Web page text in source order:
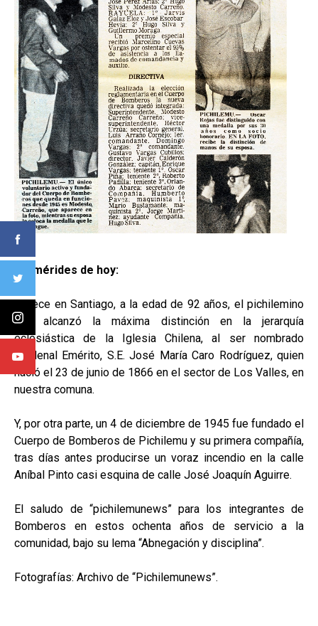
Efemérides de hoy:
Fallece en Santiago, a la edad de 92 años, el pichilemino
que alcanzó la máxima distinción en la jerarquía
eclesiástica de la Iglesia Chilena, al ser nombrado
Cardenal Emérito, S.E. José María Caro Rodríguez, quien
nació el 23 de junio de 1866 en el sector de Los Valles, en
nuestra comuna.
Y, por otra parte, un 4 de diciembre de 1945 fue fundado el
Cuerpo de Bomberos de Pichilemu y su primera compañía,
tras días antes producirse un voraz incendio en la calle
Aníbal Pinto casi esquina de calle José Joaquín Aguirre.
El saludo de “pichilemunews” para los integrantes de
Bomberos en estos ochenta años de servicio a la
comunidad, bajo su lema “Abnegación y disciplina”.
Fotografías: Archivo de “Pichilemunews”.